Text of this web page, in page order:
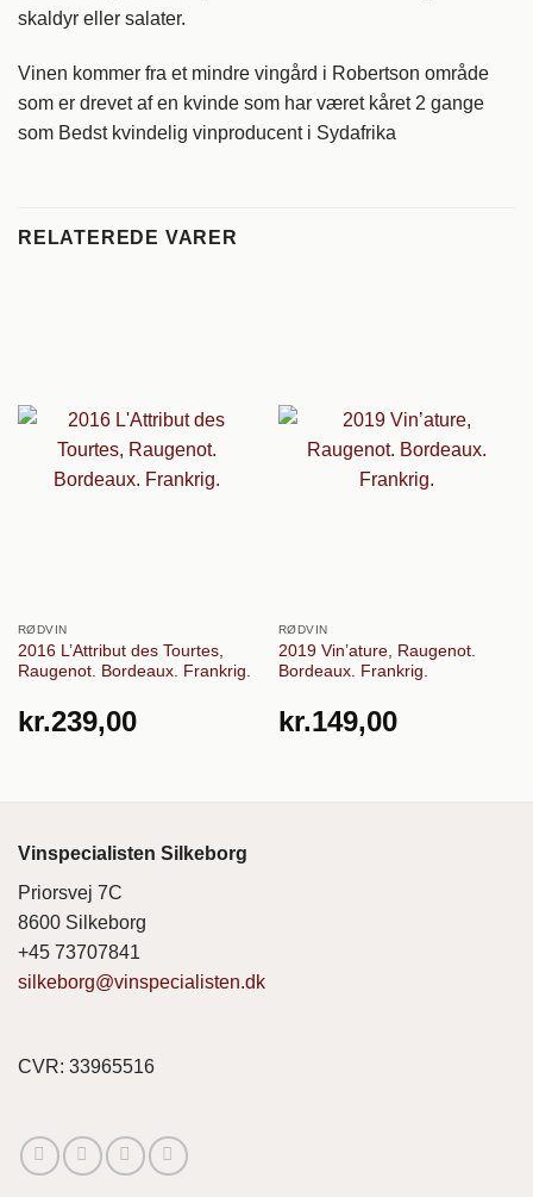
skaldyr eller salater.
Vinen kommer fra et mindre vingård i Robertson område
som er drevet af en kvinde som har været kåret 2 gange
som Bedst kvindelig vinproducent i Sydafrika
RELATEREDE VARER
RØDVIN
2016 L’Attribut des Tourtes,
Raugenot. Bordeaux. Frankrig.
kr.239,00
RØDVIN
2019 Vin’ature, Raugenot.
Bordeaux. Frankrig.
kr.149,00
Vinspecialisten Silkeborg
Priorsvej 7C
8600 Silkeborg
+45 73707841
silkeborg@vinspecialisten.dk
CVR: 33965516